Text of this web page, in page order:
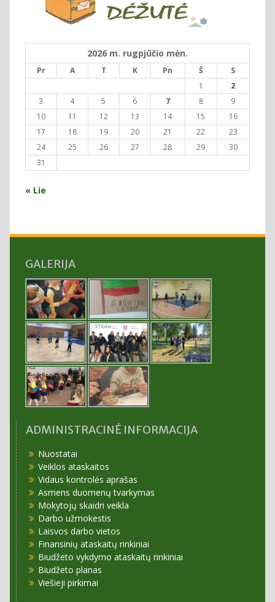
2026 m. rugpjūčio mėn.
Pr A T K Pn Š
S
1
2
3
4 5 6 7 8
9
10
11 12 13 14 15
16
17
18 19 20 21 22
23
24
25 26 27 28 29
30
31
« Lie
GALERIJA
ADMINISTRACINĖ INFORMACIJA
Nuostatai
Veiklos ataskaitos
Vidaus kontrolės aprašas
Asmens duomenų tvarkymas
Mokytojų skaidri veikla
Darbo užmokestis
Laisvos darbo vietos
Finansinių ataskaitų rinkiniai
Biudžeto vykdymo ataskaitų rinkiniai
Biudžeto planas
Viešieji pirkimai